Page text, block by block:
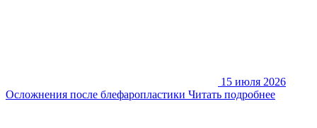
15 июля 2026
Осложнения после блефаропластики Читать подробнее